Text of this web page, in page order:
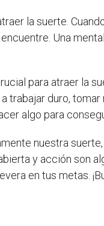
la suerte.
Una
para atraer la
duro,
algo para
nuestra
y acción son
en tus metas.